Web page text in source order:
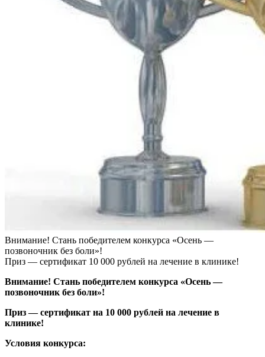
Внимание! Стань победителем конкурса «Осень —
позвоночник без боли»!
Приз — сертификат 10 000 рублей на лечение в клинике!
Внимание! Стань победителем конкурса «Осень —
позвоночник без боли»!
Приз — сертификат на 10 000 рублей на лечение в
клинике!
Условия конкурса: